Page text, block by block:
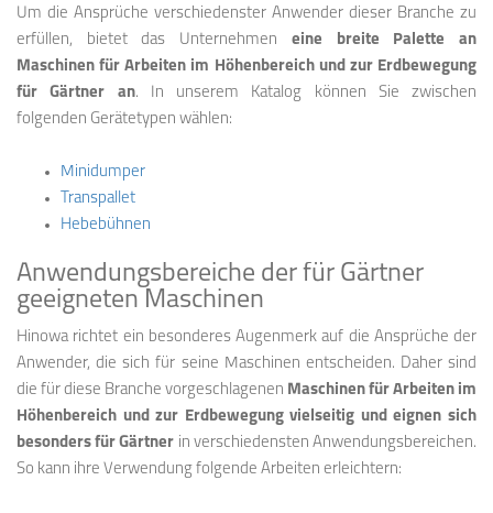
Um die Ansprüche verschiedenster Anwender dieser Branche zu
erfüllen, bietet das Unternehmen eine breite Palette an
Maschinen für Arbeiten im Höhenbereich und zur Erdbewegung
für Gärtner an. In unserem Katalog können Sie zwischen
folgenden Gerätetypen wählen:
Minidumper
Transpallet
Hebebühnen
Anwendungsbereiche der für Gärtner
geeigneten Maschinen
Hinowa richtet ein besonderes Augenmerk auf die Ansprüche der
Anwender, die sich für seine Maschinen entscheiden. Daher sind
die für diese Branche vorgeschlagenen Maschinen für Arbeiten im
Höhenbereich und zur Erdbewegung vielseitig und eignen sich
besonders für Gärtner in verschiedensten Anwendungsbereichen.
So kann ihre Verwendung folgende Arbeiten erleichtern: